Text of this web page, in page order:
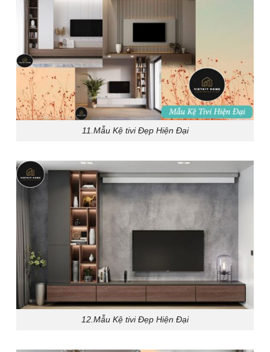
11.Mẫu Kệ tivi Đẹp Hiện Đại
12.Mẫu Kệ tivi Đẹp Hiện Đại